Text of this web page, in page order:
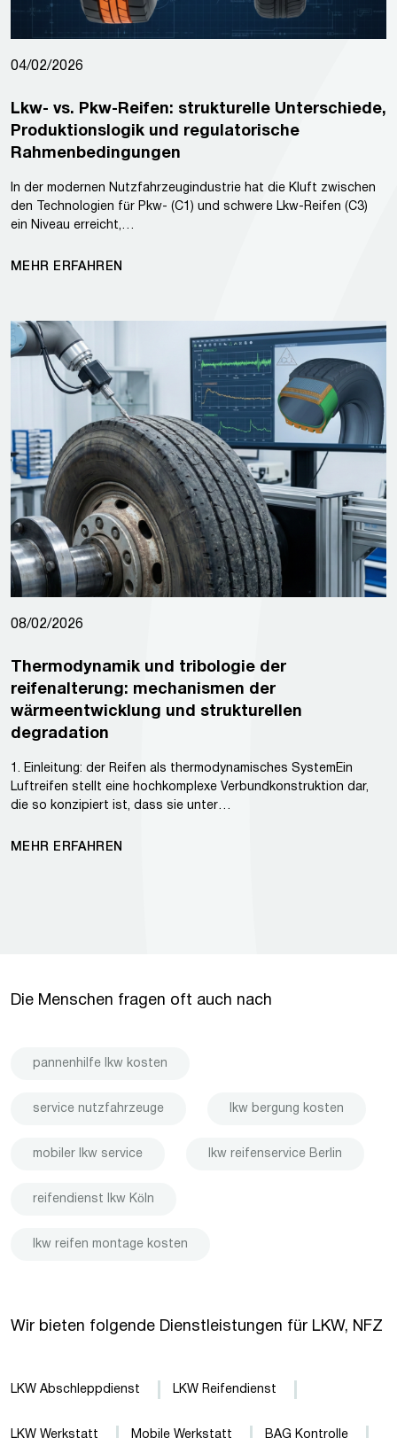
04/02/2026
Lkw- vs. Pkw-Reifen: strukturelle Unterschiede,
Produktionslogik und regulatorische
Rahmenbedingungen
In der modernen Nutzfahrzeugindustrie hat die Kluft zwischen
den Technologien für Pkw- (C1) und schwere Lkw-Reifen (C3)
ein Niveau erreicht,…
MEHR ERFAHREN
08/02/2026
Thermodynamik und tribologie der
reifenalterung: mechanismen der
wärmeentwicklung und strukturellen
degradation
1. Einleitung: der Reifen als thermodynamisches SystemEin
Luftreifen stellt eine hochkomplexe Verbundkonstruktion dar,
die so konzipiert ist, dass sie unter…
MEHR ERFAHREN
Die Menschen fragen oft auch nach
pannenhilfe lkw kosten
service nutzfahrzeuge lkw bergung kosten
mobiler lkw service lkw reifenservice Berlin
reifendienst lkw Köln
lkw reifen montage kosten
Wir bieten folgende Dienstleistungen für LKW, NFZ
LKW Abschleppdienst LKW Reifendienst
LKW Werkstatt Mobile Werkstatt BAG Kontrolle